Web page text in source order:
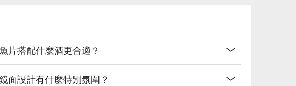
片搭配什麼酒更合適？
面設計有什麼特別氛圍？